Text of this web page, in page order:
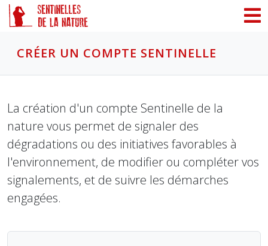
CRÉER UN COMPTE SENTINELLE
La création d'un compte Sentinelle de la
nature vous permet de signaler des
dégradations ou des initiatives favorables à
l'environnement, de modifier ou compléter vos
signalements, et de suivre les démarches
engagées.
Panneau de gestion des cookies